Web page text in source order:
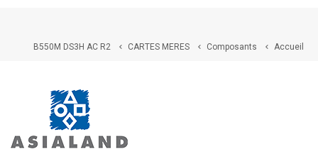
Accueil

Composants

CARTES MERES

B550M DS3H AC R2